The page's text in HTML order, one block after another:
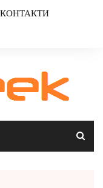
КОНТАКТИ